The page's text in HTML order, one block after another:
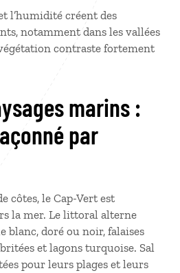
l’humidité créent des
notamment dans les vallées
contraste fortement
par
côtes, le Cap-Vert est
la mer. Le littoral alterne
blanc, doré ou noir, falaises
et lagons turquoise. Sal
pour leurs plages et leurs